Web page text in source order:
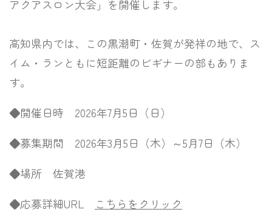
アクアスロン大会」を開催します。
高知県内では、この黒潮町・佐賀が発祥の地で、ス
イム・ランともに短距離のビギナーの部もありま
す。
◆開催日時 2026年7月5日（日）
◆募集期間 2026年3月5日（木）～5月7日（木）
◆場所 佐賀港
◆応募詳細URL
こちらをクリック